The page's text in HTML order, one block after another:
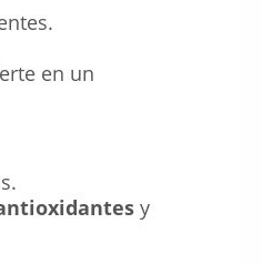
en un
y